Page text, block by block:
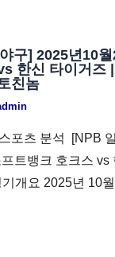
구] 2025년10
한신 타이거즈
친놈
포츠 분석 ​ [NPB
트뱅크 호크스 vs
개요 2025년 10